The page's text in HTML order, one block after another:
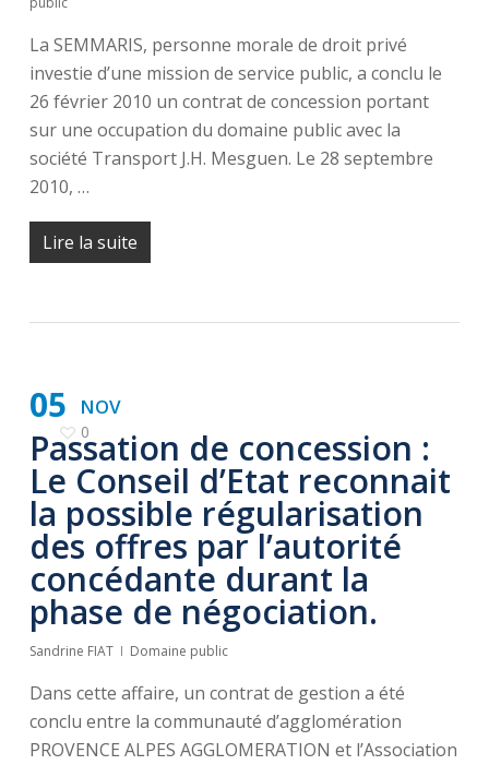
La SEMMARIS, personne morale de droit privé
investie d’une mission de service public, a conclu le
26 février 2010 un contrat de concession portant
sur une occupation du domaine public avec la
société Transport J.H. Mesguen. Le 28 septembre
2010, …
Lire la suite
NOV
05
0
Passation de concession :
Le Conseil d’Etat reconnait
la possible régularisation
des offres par l’autorité
concédante durant la
phase de négociation.
Sandrine FIAT Domaine public
Dans cette affaire, un contrat de gestion a été
conclu entre la communauté d’agglomération
PROVENCE ALPES AGGLOMERATION et l’Association